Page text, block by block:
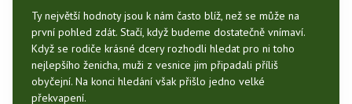
Ty největší hodnoty jsou k nám často blíž, než se může na
první pohled zdát. Stačí, když budeme dostatečně vnímaví.
Když se rodiče krásné dcery rozhodli hledat pro ni toho
nejlepšího ženicha, muži z vesnice jim připadali příliš
obyčejní. Na konci hledání však přišlo jedno velké
překvapení.